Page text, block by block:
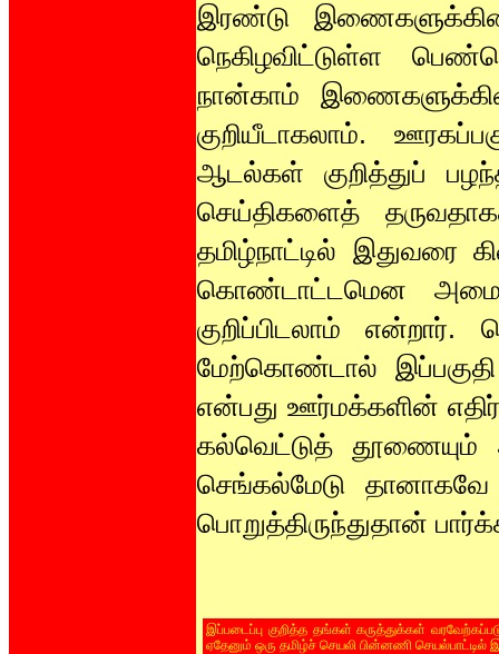
இரண்டு
நெகிழவிட்டுள்ள
நான்காம்
குறியீடாகலாம்.
ஆடல்கள் குறித்துப்
செய்திகளைத்
தமிழ்நாட்டில் இதுவரை
கொண்டாட்டமென
குறிப்பிடலாம் என்றார்.
மேற்கொண்டால் இப்பகுதி
என்பது ஊர்மக்களின்
கல்வெட்டுத் தூணையும்
செங்கல்மேடு தானாகவே
பொறுத்திருந்துதான்
இப்படைப்பு குறித்த தங்கள் கருத்துக்கள்
ஏதேனும் ஒரு தமிழ்ச் செயலி பின்னணி செயல்பாட்டில்